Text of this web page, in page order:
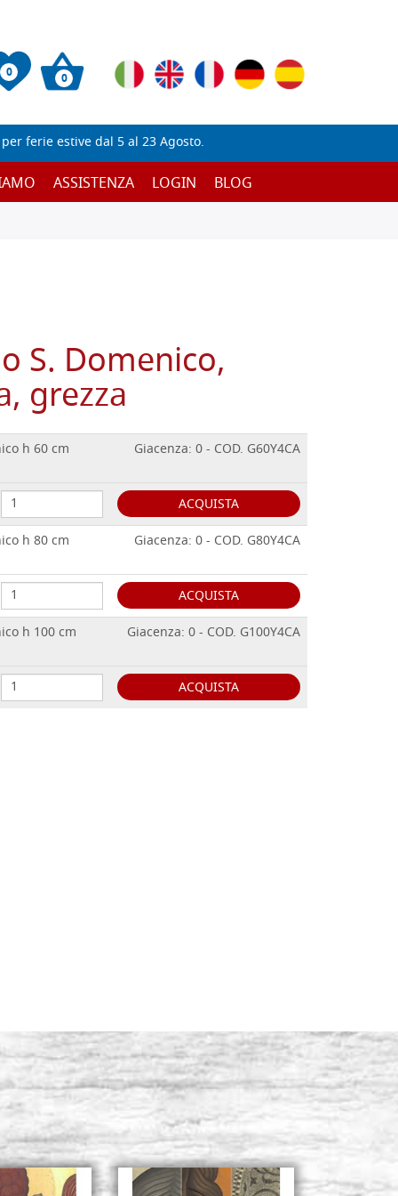
0 0
ferie estive dal 5 al 23 Agosto.
ASSISTENZA LOGIN BLOG
S. Domenico,
grezza
h 60 cm
Giacenza: 0 - COD. G60Y4CA
ACQUISTA
h 80 cm
Giacenza: 0 - COD. G80Y4CA
ACQUISTA
h 100 cm
Giacenza: 0 - COD. G100Y4CA
ACQUISTA